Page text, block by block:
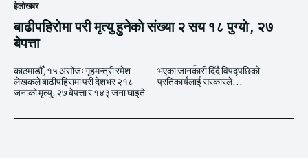
हेलाेखबर
बाढीपहिराेमा परी मृत्यु हुनेकाे संख्या २ सय १८ पुग्याे, २७
बेपत्ता
काठमाडौँ, १५ असोजः गृहमन्त्री रमेश
लेखकले बाढीपहिरामा परी देशभर २१८
जनाको मृत्यु, २७ बेपत्ता र १४३ जना घाइते
भएका जानकारी दिँदै विपद्पछिको
प्रतिकार्यलाई सरकारले...